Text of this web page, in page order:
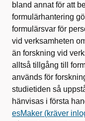
bland annat för att
formulärhantering
formulärsvar för
vid verksamheten
än forskning vid
alltså tillgång till
används för
studietiden så
hänvisas i första
esMaker (kräver